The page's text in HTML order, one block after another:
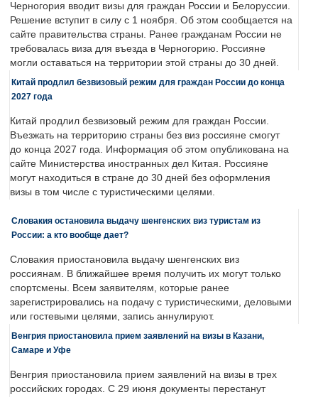
Черногория вводит визы для граждан России и Белоруссии.
Решение вступит в силу с 1 ноября. Об этом сообщается на
сайте правительства страны. Ранее гражданам России не
требовалась виза для въезда в Черногорию. Россияне
могли оставаться на территории этой страны до 30 дней.
Китай продлил безвизовый режим для граждан России до конца
2027 года
Китай продлил безвизовый режим для граждан России.
Въезжать на территорию страны без виз россияне смогут
до конца 2027 года. Информация об этом опубликована на
сайте Министерства иностранных дел Китая. Россияне
могут находиться в стране до 30 дней без оформления
визы в том числе с туристическими целями.
Словакия остановила выдачу шенгенских виз туристам из
России: а кто вообще дает?
Словакия приостановила выдачу шенгенских виз
россиянам. В ближайшее время получить их могут только
спортсмены. Всем заявителям, которые ранее
зарегистрировались на подачу с туристическими, деловыми
или гостевыми целями, запись аннулируют.
Венгрия приостановила прием заявлений на визы в Казани,
Самаре и Уфе
Венгрия приостановила прием заявлений на визы в трех
российских городах. С 29 июня документы перестанут